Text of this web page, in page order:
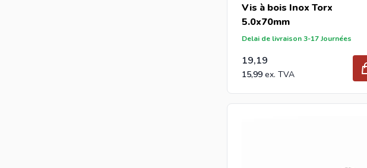
Vis à bois Inox Torx
5.0x70mm
Delai de livraison 3-17 Journées
19,19
15,99